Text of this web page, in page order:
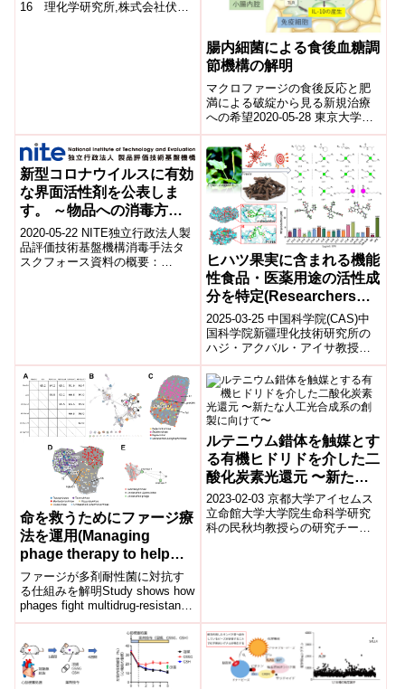
16 理化学研究所,株式会社伏見
腸内細菌による食後血糖調
節機構の解明
マクロファージの食後反応と肥
満による破綻から見る新規治療
への希望2020-05-28 東京大学肥
満は種々の合併症を引き起こす2
型糖尿病の要因のひとつであ
り、肥満...
新型コロナウイルスに有効
な界面活性剤を公表しま
す。 ～物品への消毒方法
の選択肢が広がります～
2020-05-22 NITE独立行政法人製
品評価技術基盤機構消毒手法タ
スクフォース資料の概要：
ヒハツ果実に含まれる機能
性食品・医薬用途の活性成
分を特定(Researchers
Identify Active
Compounds in Piper
Longum Fruits with
Potential for Functional
Foods and Medicine)
2025-03-25 中国科学院(CAS)中
国科学院新疆理化技術研究所の
ハジ・アクバル・アイサ教授の
チームは、ヒハツ(Piper longum)
の果実から、抗炎...
命を救うためにファージ療
法を運用(Managing
phage therapy to help
save lives)
ファージが多剤耐性菌に対抗す
る仕組みを解明Study shows how
phages fight multidrug-resistant
pathogens2...
ルテニウム錯体を触媒とす
る有機ヒドリドを介した二
酸化炭素光還元 〜新たな
人工光合成系の創製に向け
て〜
2023-02-03 京都大学アイセムス
立命館大学大学院生命科学研究
科の民秋均教授らの研究チーム